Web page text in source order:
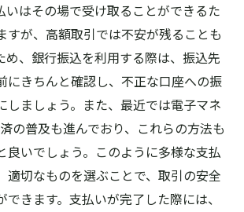
いはその場で受け取ることができるた
すが、高額取引では不安が残ることも
め、銀行振込を利用する際は、振込先
にきちんと確認し、不正な口座への振
しましょう。また、最近では電子マネ
の普及も進んでおり、これらの方法も
良いでしょう。このように多様な支払
適切なものを選ぶことで、取引の安全
きます。支払いが完了した際には、